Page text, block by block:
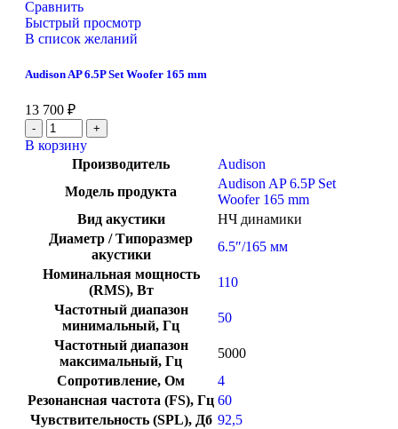
Сравнить
Быстрый просмотр
В список желаний
Audison AP 6.5P Set Woofer 165 mm
13 700 ₽
В корзину
Производитель
Audison
Модель продукта
Audison AP 6.5P Set
Woofer 165 mm
Вид акустики
НЧ динамики
Диаметр / Типоразмер
акустики
6.5″/165 мм
Номинальная мощность
(RMS), Вт
110
Частотный диапазон
минимальный, Гц
50
Частотный диапазон
максимальный, Гц
5000
Сопротивление, Ом
4
Резонансная частота (FS), Гц 60
Чувствительность (SPL), Дб 92,5